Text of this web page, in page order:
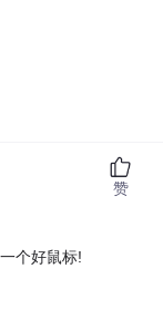
个好鼠标!
赞